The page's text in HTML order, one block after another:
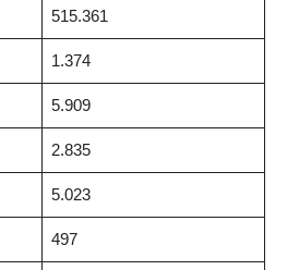
515.361
1.374
5.909
2.835
5.023
497